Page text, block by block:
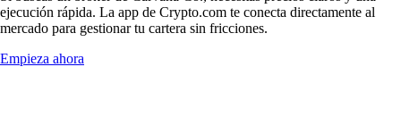
ejecución rápida. La app de Crypto.com te conecta directamente al
mercado para gestionar tu cartera sin fricciones.
Empieza ahora